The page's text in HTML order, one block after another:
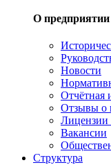
О предприятии
Новости
Отчётная
Отзывы о
Лицензии
Вакансии
Структура